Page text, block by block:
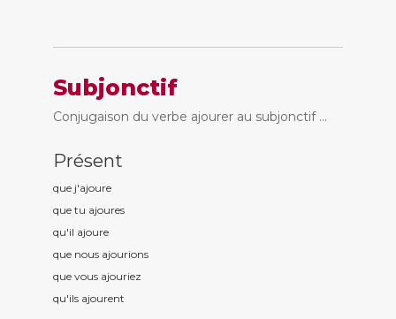
Subjonctif
Conjugaison du verbe ajourer au subjonctif ...
Présent
que j'ajoure
que tu ajoures
qu'il ajoure
que nous ajourions
que vous ajouriez
qu'ils ajourent